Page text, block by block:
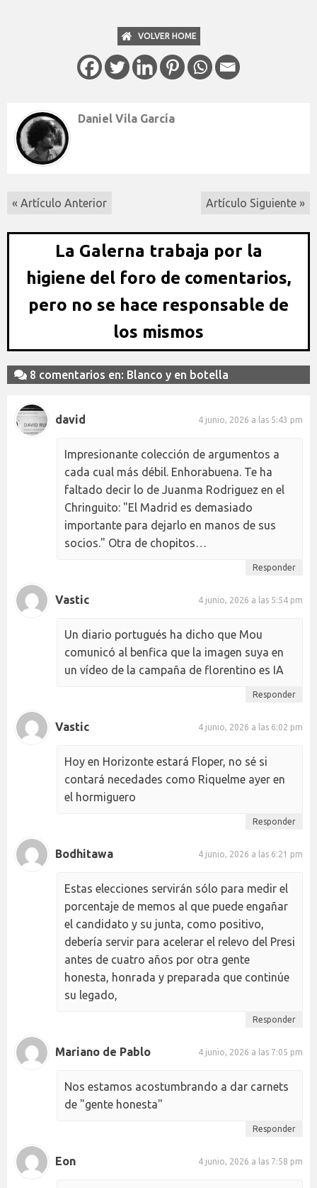
VOLVER HOME
Daniel Vila García
« Artículo Anterior Artículo Siguiente »
La Galerna trabaja por la
higiene del foro de comentarios,
pero no se hace responsable de
los mismos
8 comentarios en: Blanco y en botella
david 4 junio, 2026 a las 5:43 pm
Impresionante colección de argumentos a
cada cual más débil. Enhorabuena. Te ha
faltado decir lo de Juanma Rodriguez en el
Chringuito: "El Madrid es demasiado
importante para dejarlo en manos de sus
socios." Otra de chopitos…
Responder
Vastic 4 junio, 2026 a las 5:54 pm
Un diario portugués ha dicho que Mou
comunicó al benfica que la imagen suya en
un vídeo de la campaña de florentino es IA
Responder
Vastic 4 junio, 2026 a las 6:02 pm
Hoy en Horizonte estará Floper, no sé si
contará necedades como Riquelme ayer en
el hormiguero
Responder
Bodhitawa 4 junio, 2026 a las 6:21 pm
Estas elecciones servirán sólo para medir el
porcentaje de memos al que puede engañar
el candidato y su junta, como positivo,
debería servir para acelerar el relevo del Presi
antes de cuatro años por otra gente
honesta, honrada y preparada que continúe
su legado,
Responder
Mariano de Pablo 4 junio, 2026 a las 7:05 pm
Nos estamos acostumbrando a dar carnets
de "gente honesta"
Responder
Eon 4 junio, 2026 a las 7:58 pm